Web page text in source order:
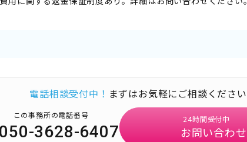
電話相談受付中！ まずはお気軽にご相談ください
この事務所の電話番号
050-3628-6407
24時間受付中
お問い合わせ